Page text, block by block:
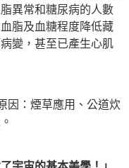
異常和糖尿病的人數
脂及血糖程度降低藏
變，甚至已產生心肌
因：煙草應用、公道炊